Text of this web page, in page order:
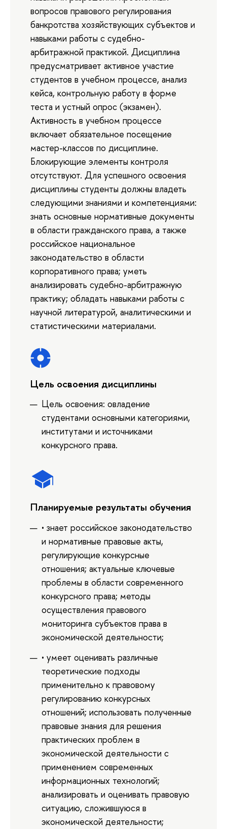
вопросов правового регулирования
банкротства хозяйствующих субъектов и
навыками работы с судебно-
арбитражной практикой. Дисциплина
предусматривает активное участие
студентов в учебном процессе, анализ
кейса, контрольную работу в форме
теста и устный опрос (экзамен).
Активность в учебном процессе
включает обязательное посещение
мастер-классов по дисциплине.
Блокирующие элементы контроля
отсутствуют. Для успешного освоения
дисциплины студенты должны владеть
следующими знаниями и компетенциями:
знать основные нормативные документы
в области гражданского права, а также
российское национальное
законодательство в области
корпоративного права; уметь
анализировать судебно-арбитражную
практику; обладать навыками работы с
научной литературой, аналитическими и
статистическими материалами.
Цель освоения дисциплины
Цель освоения: овладение
студентами основными категориями,
институтами и источниками
конкурсного права.
Планируемые результаты обучения
• знает российское законодательство
и нормативные правовые акты,
регулирующие конкурсные
отношения; актуальные ключевые
проблемы в области современного
конкурсного права; методы
осуществления правового
мониторинга субъектов права в
экономической деятельности;
• умеет оценивать различные
теоретические подходы
применительно к правовому
регулированию конкурсных
отношений; использовать полученные
правовые знания для решения
практических проблем в
экономической деятельности с
применением современных
информационных технологий;
анализировать и оценивать правовую
ситуацию, сложившуюся в
экономической деятельности;